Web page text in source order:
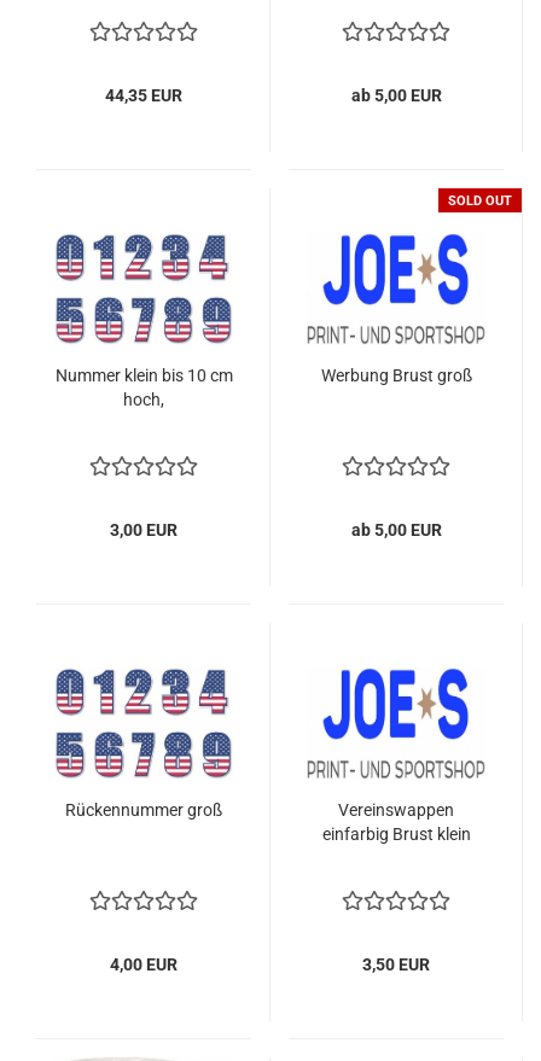
44,35 EUR ab 5,00 EUR
Nummer klein bis 10 cm
hoch,
3,00 EUR
SOLD OUT
Werbung Brust groß
ab 5,00 EUR
Rückennummer groß
4,00 EUR
Vereinswappen
einfarbig Brust klein
3,50 EUR